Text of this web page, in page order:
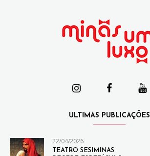
ULTIMAS PUBLICAÇÕES
22/04/2026
TEATRO SESIMINAS